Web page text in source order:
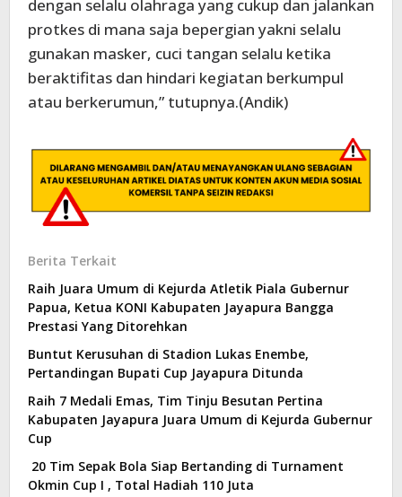
dengan selalu olahraga yang cukup dan jalankan
protkes di mana saja bepergian yakni selalu
gunakan masker, cuci tangan selalu ketika
beraktifitas dan hindari kegiatan berkumpul
atau berkerumun,” tutupnya.(Andik)
Berita Terkait
Raih Juara Umum di Kejurda Atletik Piala Gubernur
Papua, Ketua KONI Kabupaten Jayapura Bangga
Prestasi Yang Ditorehkan
Buntut Kerusuhan di Stadion Lukas Enembe,
Pertandingan Bupati Cup Jayapura Ditunda
Raih 7 Medali Emas, Tim Tinju Besutan Pertina
Kabupaten Jayapura Juara Umum di Kejurda Gubernur
Cup
20 Tim Sepak Bola Siap Bertanding di Turnament
Okmin Cup I , Total Hadiah 110 Juta